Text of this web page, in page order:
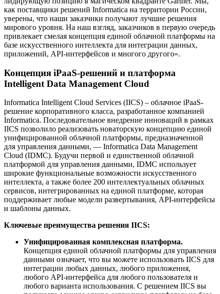
как поставщики решений Informatica на территории России,
уверены, что наши заказчики получают лучшие решения
мирового уровня. На наш взгляд, заказчиков в первую очередь
привлекает смелая концепция единой облачной платформы на
базе искусственного интеллекта для интеграции данных,
приложений, API-интерфейсов и многого другого».
Концепция iPaaS-решений и платформа
Intelligent Data Management Cloud
Informatica Intelligent Cloud Services (IICS) – облачное iPaaS-
решение корпоративного класса, разработанное компанией
Informatica. Последовательное внедрение инноваций в рамках
IICS позволило реализовать новаторскую концепцию единой
унифицированной облачной платформы, предназначенной
для управления данными, — Informatica Data Management
Cloud (IDMC). Будучи первой и единственной облачной
платформой для управления данными, IDMC использует
широкие функциональные возможности искусственного
интеллекта, а также более 200 интеллектуальных облачных
сервисов, интегрированных на единой платформе, которая
поддерживает любые модели развертывания, API-интерфейсы
и шаблоны данных.
Ключевые преимущества решения IICS:
Унифицированная комплексная платформа.
Концепция единой облачной платформы для управления
данными означает, что вы можете использовать IICS для
интеграции любых данных, любого приложения,
любого API-интерфейса для любого пользователя и
любого варианта использования. С решением IICS вы